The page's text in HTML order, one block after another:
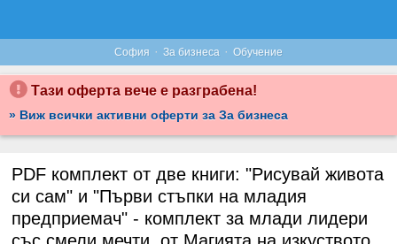
София · За бизнеса · Обучение
Тази оферта вече е разграбена!
» Виж всички активни оферти за За бизнеса
PDF комплект от две книги: "Рисувай живота
си сам" и "Първи стъпки на младия
предприемач" - комплект за млади лидери